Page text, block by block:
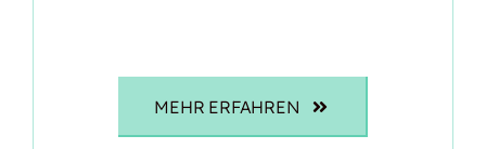
MEHR ERFAHREN